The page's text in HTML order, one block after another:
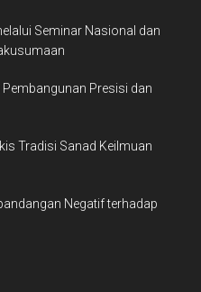
Seminar Nasional dan
Presisi dan
Tradisi Sanad Keilmuan
Negatif terhadap